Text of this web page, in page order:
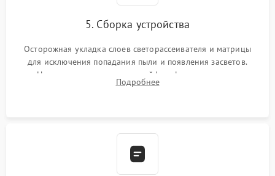
5. Сборка устройства
Осторожная укладка слоев светорассеивателя и матрицы
для исключения попадания пыли и появления засветов.
Надежное подключение шлейфов, фиксация плат и
аккуратное защелкивание пластикового корпуса монитора.
Подробнее